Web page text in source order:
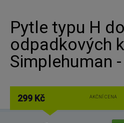
Pytle typu H do
odpadkových
Simplehuman
299 Kč AKČNÍ CENA